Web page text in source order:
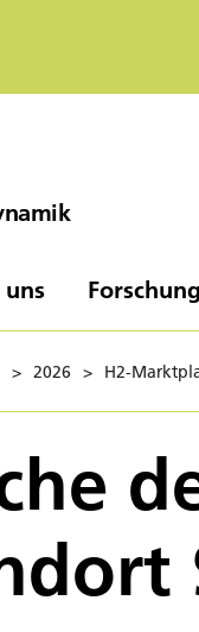
> 2026 > H2-